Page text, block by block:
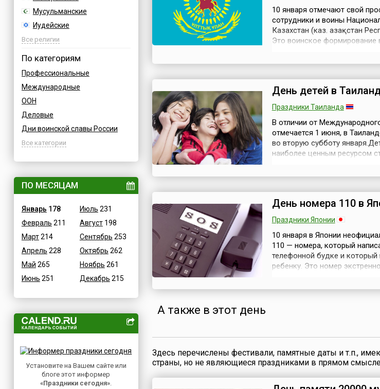
Босния
Бразилия
Великобритания
Венгрия
Вьетнам
Германия
Греция
Египет
Израиль
Индия
Иордания
Ирак
Иран
Ирландия
Исландия
Италия
Казахстан
Камерун
Канада
Мусульманские
Иудейские
Буддийские
Все религии
По категориям
Профессиональные
Международные
ООН
Деловые
Дни воинской славы России
Армейские
Водные
Детские
В честь икон
Дни памяти святых
Конституционные
Культурные
Масс-медийные
Независимые
Природные
Медицинские
Посты
Все категории
ПО МЕСЯЦАМ
Январь 178
Февраль 211
Март214
Апрель 228
Май 265
Июнь 251
Июль 231
Август198
Сентябрь 253
Октябрь 262
Ноябрь 261
Декабрь 215
Установите на Вашем сайте или
блоге этот информер
«Праздники сегодня».
10 января отмечают свой
сотрудники и воины
Казахстан (каз. Қазақстан
Это воинское формирование
была взята как ...
День детей в
Праздники Таиланда
В отличии от
отмечается 1 июня, в
во вторую субботу
наиболее ценным ресурсом
стимулировать сознание
День номера 110 в
Праздники Японии
10 января в Японии
110 — номера, который
телефонной будке и который
ребенку. Это номер
А также в этот день
Здесь перечислены фестивали, памятные даты и т.п.,
страны, но не являющиеся праздниками в прямом смысле